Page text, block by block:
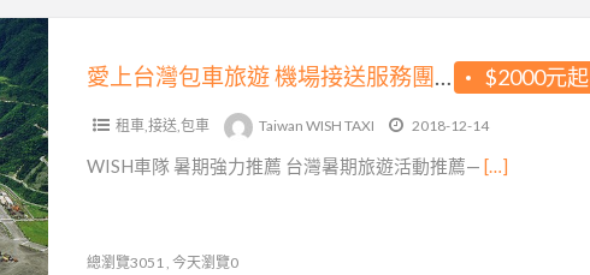
$2000元起
愛上台灣包車旅遊 機場接送服務團隊
租車,接送,包車 Taiwan WISH TAXI 2018-12-14
WISH車隊 暑期強力推薦 台灣暑期旅遊活動推薦— […]
總瀏覽3051 , 今天瀏覽0